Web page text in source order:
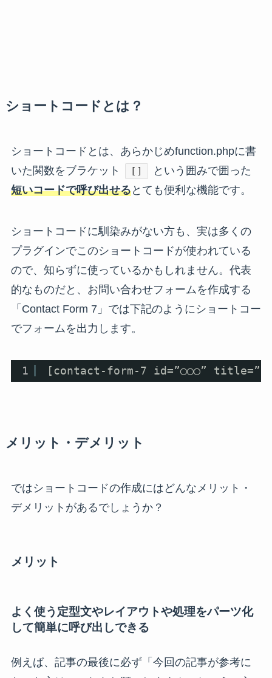
ショートコードとは？
ショートコードとは、あらかじめfunction.phpに書
いた関数をブラケット
[]
という囲みで囲った
短いコードで呼び出せるとても便利な機能です。
ショートコードに馴染みがない方も、実は多くの
プラグインでこのショートコードが使われている
ので、知らずに使っているかもしれません。代表
的なものだと、お問い合わせフォームを作成する
「Contact Form 7」では下記のようにショートコー
でフォームを出力します。
1 [contact-form-7 id=”◯◯◯” title=”お
メリット・デメリット
ではショートコードの作成にはどんなメリット・
デメリットがあるでしょうか？
メリット
よく使う定型文やレイアウトや処理をパーツ化
して簡単に呼び出しできる
例えば、記事の最後に必ず「今回の記事が参考に